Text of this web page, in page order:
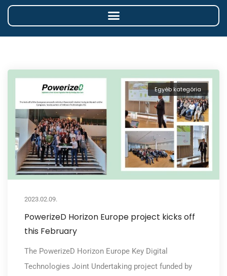
Egyéb kategória
2023.02.09.
PowerizeD Horizon Europe project kicks off
this February
The PowerizeD Horizon Europe Key Digital
Technologies Joint Undertaking project funded by